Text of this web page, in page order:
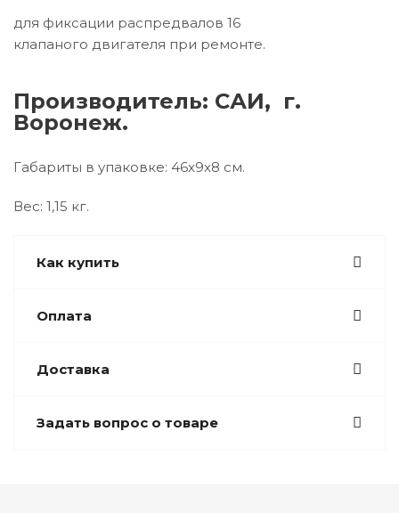
для фиксации распредвалов 16
клапаного двигателя при ремонте.
Производитель: САИ, г.
Воронеж.
Габариты в упаковке: 46x9x8 см.
Вес: 1,15 кг.
Как купить
Оплата
Доставка
Задать вопрос о товаре